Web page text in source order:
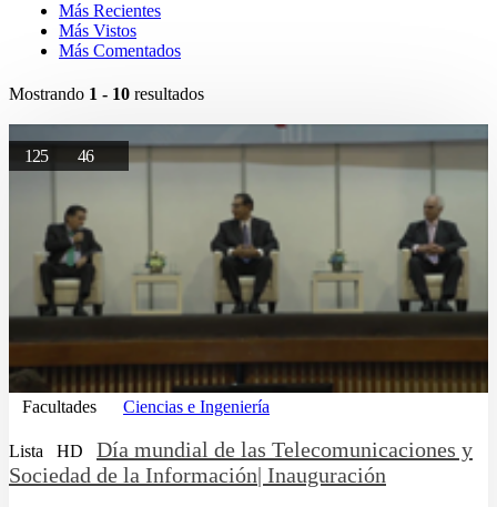
Más Recientes
Más Vistos
Más Comentados
Mostrando 1 - 10 resultados
125 46
Facultades Ciencias e Ingeniería
Lista HD
Día mundial de las Telecomunicaciones y
Sociedad de la Información| Inauguración